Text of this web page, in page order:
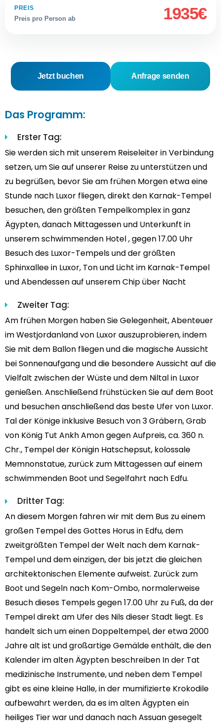
PREIS
Preis pro Person ab
1935€
Jetzt buchen Anfrage senden
Das Programm:
Erster Tag:
Sie werden sich mit unserem Reiseleiter in Verbindung
setzen, um Sie auf unserer Reise zu unterstützen und
zu begrüßen, bevor Sie am frühen Morgen etwa eine
Stunde nach Luxor fliegen, direkt den Karnak-Tempel
besuchen, den größten Tempelkomplex in ganz
Ägypten, danach Mittagessen und Unterkunft in
unserem schwimmenden Hotel , gegen 17.00 Uhr
Besuch des Luxor-Tempels und der größten
Sphinxallee in Luxor, Ton und Licht im Karnak-Tempel
und Abendessen auf unserem Chip über Nacht
Zweiter Tag:
Am frühen Morgen haben Sie Gelegenheit, Abenteuer
im Westjordanland von Luxor auszuprobieren, indem
Sie mit dem Ballon fliegen und die magische Aussicht
bei Sonnenaufgang und die besondere Aussicht auf die
Vielfalt zwischen der Wüste und dem Niltal in Luxor
genießen. Anschließend frühstücken Sie auf dem Boot
und besuchen anschließend das beste Ufer von Luxor.
Tal der Könige inklusive Besuch von 3 Gräbern, Grab
von König Tut Ankh Amon gegen Aufpreis, ca. 360 n.
Chr., Tempel der Königin Hatschepsut, kolossale
Memnonstatue, zurück zum Mittagessen auf einem
schwimmenden Boot und Segelfahrt nach Edfu.
Dritter Tag:
An diesem Morgen fahren wir mit dem Bus zu einem
großen Tempel des Gottes Horus in Edfu, dem
zweitgrößten Tempel der Welt nach dem Karnak-
Tempel und dem einzigen, der bis jetzt die gleichen
architektonischen Elemente aufweist. Zurück zum
Boot und Segeln nach Kom-Ombo, normalerweise
Besuch dieses Tempels gegen 17.00 Uhr zu Fuß, da der
Tempel direkt am Ufer des Nils dieser Stadt liegt. Es
handelt sich um einen Doppeltempel, der etwa 2000
Jahre alt ist und großartige Gemälde enthält, die den
Kalender im alten Ägypten beschreiben In der Tat
medizinische Instrumente, und neben dem Tempel
gibt es eine kleine Halle, in der mumifizierte Krokodile
aufbewahrt werden, da es im alten Ägypten ein
heiliges Tier war und danach nach Assuan gesegelt